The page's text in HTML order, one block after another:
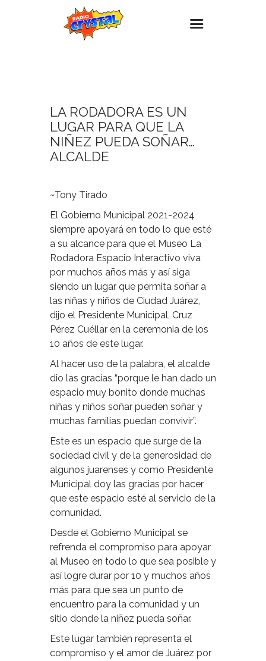
Eventos
Promociones
Noticias
Contacto
LA RODADORA ES UN
LUGAR PARA QUE LA
NIÑEZ PUEDA SOÑAR…
ALCALDE
~Tony Tirado
El Gobierno Municipal 2021-2024
siempre apoyará en todo lo que esté
a su alcance para que el Museo La
Rodadora Espacio Interactivo viva
por muchos años más y así siga
siendo un lugar que permita soñar a
las niñas y niños de Ciudad Juárez,
dijo el Presidente Municipal, Cruz
Pérez Cuéllar en la ceremonia de los
10 años de este lugar.
Al hacer uso de la palabra, el alcalde
dio las gracias “porque le han dado un
espacio muy bonito donde muchas
niñas y niños soñar pueden soñar y
muchas familias puedan convivir”.
Este es un espacio que surge de la
sociedad civil y de la generosidad de
algunos juarenses y como Presidente
Municipal doy las gracias por hacer
que este espacio esté al servicio de la
comunidad.
Desde el Gobierno Municipal se
refrenda el compromiso para apoyar
al Museo en todo lo que sea posible y
así logre durar por 10 y muchos años
más para que sea un punto de
encuentro para la comunidad y un
sitio donde la niñez pueda soñar.
Este lugar también representa el
compromiso y el amor de Juárez por